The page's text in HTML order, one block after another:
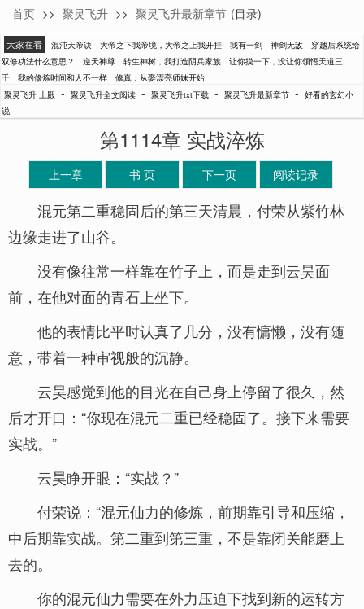
上殿
首页 >> 聚灵飞升 >> 聚灵飞升最新章节 (目录)
大家在看 混沌天帝诀 大帝之下我帝境，大帝之上我开挂 我有一剑 神剑无敌
穿越后系统给
双修功法什么意思？
逆天神尊 转生神树，我打造阴兵家族
让你摸一下，没让你领悟天道三
千
我的修炼时间和人不一样
修真：从娶漂亮师妹开始
聚灵飞升 上殿 - 聚灵飞升全文阅读 - 聚灵飞升txt下载 - 聚灵飞升最新章节 - 好看的玄幻小
说
第1114章 实战淬炼
上一章 书 页 下一页 阅读记录
混元第二重稳固后的第三天清晨，付荣从紫竹林
边缘走进了山谷。
没有像往常一样靠在竹子上，而是走到云昊面
前，在他对面的青石上坐下。
他的表情比平时认真了几分，没有慵懒，没有随
意，带着一种审视般的沉静。
云昊感觉到他的目光在自己身上停留了很久，然
后才开口：“你现在混元二重已经稳固了。接下来需要
实战。”
云昊睁开眼：“实战？”
付荣说：“混元仙力的修炼，前期靠引导和压缩，
中后期靠实战。第二重到第三重，不是靠闭关能磨上
去的。
你的混元仙力需要在外力压迫下找到新的运转方